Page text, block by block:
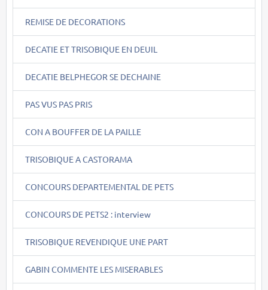
REMISE DE DECORATIONS
DECATIE ET TRISOBIQUE EN DEUIL
DECATIE BELPHEGOR SE DECHAINE
PAS VUS PAS PRIS
CON A BOUFFER DE LA PAILLE
TRISOBIQUE A CASTORAMA
CONCOURS DEPARTEMENTAL DE PETS
CONCOURS DE PETS2 : interview
TRISOBIQUE REVENDIQUE UNE PART
GABIN COMMENTE LES MISERABLES